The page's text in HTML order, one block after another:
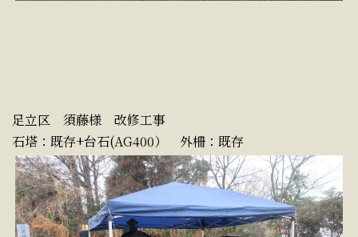
足立区 須藤様 改修工事
石塔：既存+台石(AG400） 外柵：既存